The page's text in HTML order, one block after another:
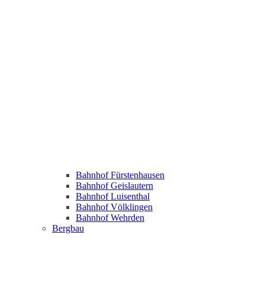
Bahnhof Fürstenhausen
Bahnhof Geislautern
Bahnhof Luisenthal
Bahnhof Völklingen
Bahnhof Wehrden
Bergbau